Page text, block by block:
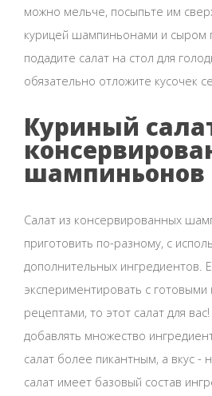
можно мельче, посыпьте им
курицей шампиньонами и сыром
подадите салат на стол для
обязательно отложите кусочек
Куриный
шампиньонов
Салат из консервированных
приготовить по-разному, с
дополнительных ингредиентов.
экспериментировать с
рецептами, то этот салат для
добавлять множество
салат более пикантным, а вкус
салат имеет базовый состав